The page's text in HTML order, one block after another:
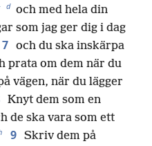
d och med hela din
som jag ger dig i dag
7 och du ska inskärpa
prata om dem när du
vägen, när du lägger
Knyt dem som en
de ska vara som ett
9 Skriv dem på